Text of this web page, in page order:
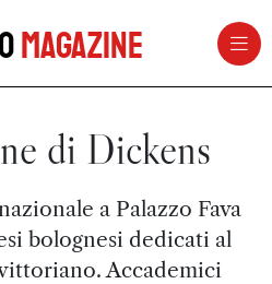
Magazine
di Dickens
a Palazzo Fava
bolognesi dedicati al
Accademici